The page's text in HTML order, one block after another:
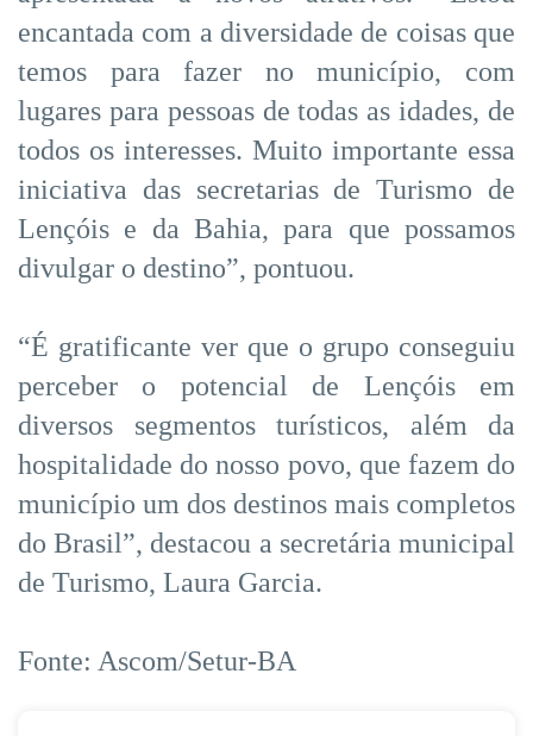
encantada com a diversidade de coisas que
temos para fazer no município, com
lugares para pessoas de todas as idades, de
todos os interesses. Muito importante essa
iniciativa das secretarias de Turismo de
Lençóis e da Bahia, para que possamos
divulgar o destino”, pontuou.
“É gratificante ver que o grupo conseguiu
perceber o potencial de Lençóis em
diversos segmentos turísticos, além da
hospitalidade do nosso povo, que fazem do
município um dos destinos mais completos
do Brasil”, destacou a secretária municipal
de Turismo, Laura Garcia.
Fonte: Ascom/Setur-BA